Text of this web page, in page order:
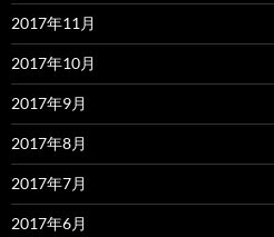
2017年11月
2017年10月
2017年9月
2017年8月
2017年7月
2017年6月